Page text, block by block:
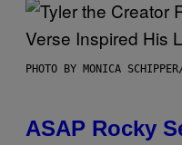
PHOTO BY MONICA
ASAP Rocky